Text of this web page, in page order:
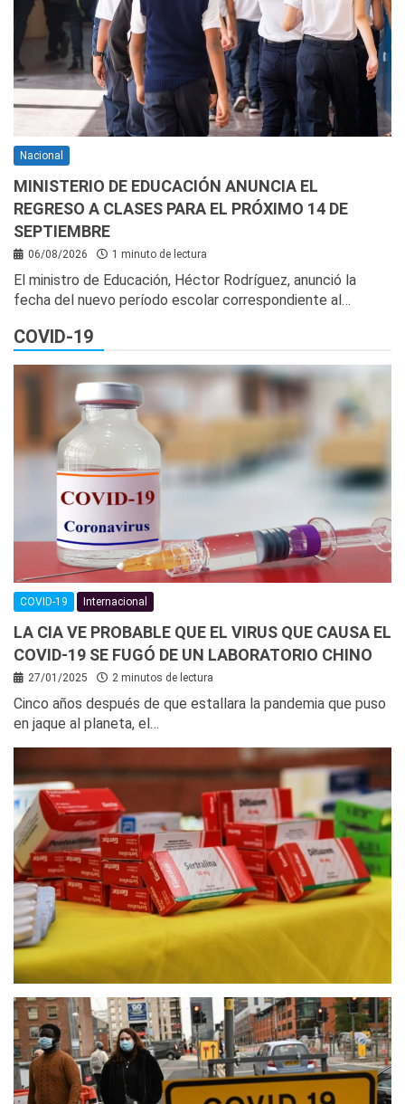
Nacional
MINISTERIO DE EDUCACIÓN ANUNCIA EL
REGRESO A CLASES PARA EL PRÓXIMO 14 DE
SEPTIEMBRE
06/08/2026 1 minuto de lectura
El ministro de Educación, Héctor Rodríguez, anunció la
fecha del nuevo período escolar correspondiente al…
COVID-19
COVID-19 Internacional
LA CIA VE PROBABLE QUE EL VIRUS QUE CAUSA EL
COVID-19 SE FUGÓ DE UN LABORATORIO CHINO
27/01/2025 2 minutos de lectura
Cinco años después de que estallara la pandemia que puso
en jaque al planeta, el…